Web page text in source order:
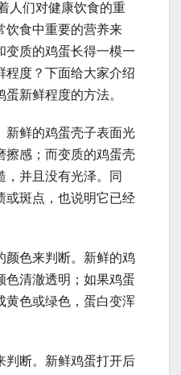
人们对健康饮食的重
饮食中重要的营养来
变质的鸡蛋长得一模一
程度？下面给大家介绍
新鲜程度的方法。
新鲜的鸡蛋壳子表面光
擦感；而变质的鸡蛋壳
，并且没有光泽。同
或斑点，也说明它已经
颜色来判断。新鲜的鸡
色清澈透明；如果鸡蛋
黄色或绿色，蛋白变浑
判断。新鲜鸡蛋打开后